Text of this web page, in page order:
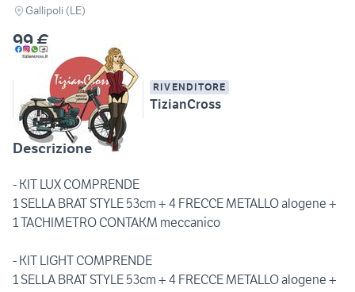
Gallipoli (LE)
99 €
RIVENDITORE
TizianCross
Descrizione
- KIT LUX COMPRENDE
1 SELLA BRAT STYLE 53cm + 4 FRECCE METALLO alogene +
1 TACHIMETRO CONTAKM meccanico
- KIT LIGHT COMPRENDE
1 SELLA BRAT STYLE 53cm + 4 FRECCE METALLO alogene +